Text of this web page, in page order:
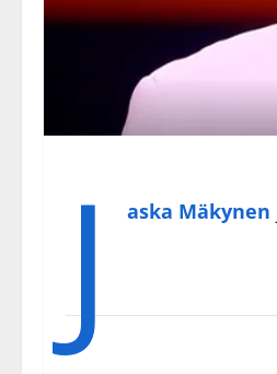
J aska Mäkynen